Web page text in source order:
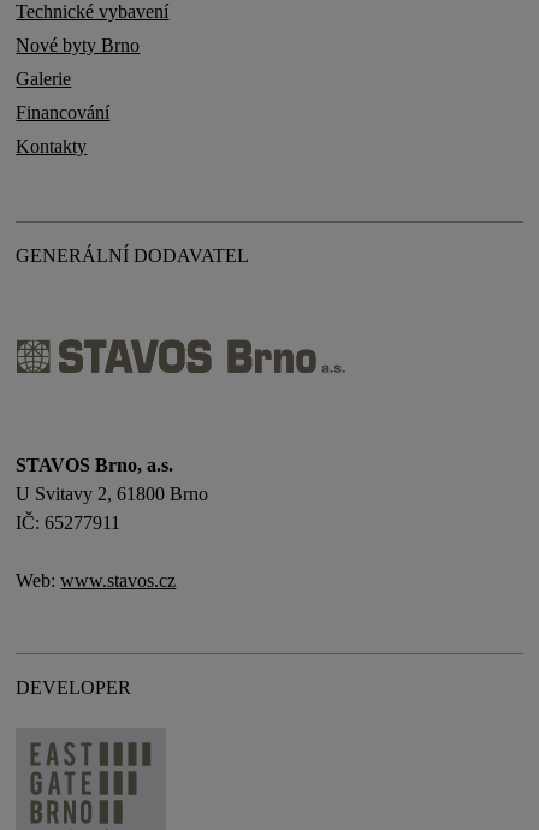
DEVELOPER
GENERÁLNÍ DODAVATEL
STAVOS Brno, a.s.
U Svitavy 2, 61800 Brno
IČ: 65277911
Web:www.stavos.cz
Technické vybavení
Nové byty Brno
Galerie
Financování
Kontakty